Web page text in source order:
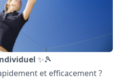
✨🎾
et efficacement ?